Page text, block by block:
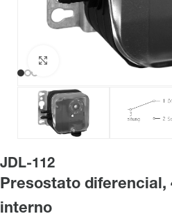
JDL-112
Presostato diferencial,
interno
Haga clic para ampliar